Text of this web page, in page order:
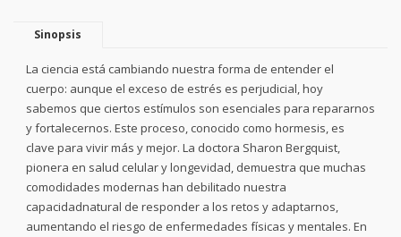
Sinopsis
La ciencia está cambiando nuestra forma de entender el
cuerpo: aunque el exceso de estrés es perjudicial, hoy
sabemos que ciertos estímulos son esenciales para repararnos
y fortalecernos. Este proceso, conocido como hormesis, es
clave para vivir más y mejor. La doctora Sharon Bergquist,
pionera en salud celular y longevidad, demuestra que muchas
comodidades modernas han debilitado nuestra
capacidadnatural de responder a los retos y adaptarnos,
aumentando el riesgo de enfermedades físicas y mentales. En